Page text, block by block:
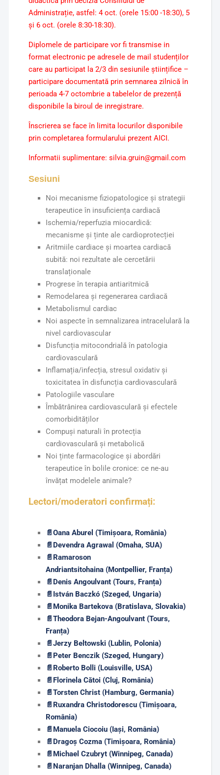
Administrație, astfel: 4 oct. (orele 15:00 -18:30), 5
și 6 oct. (orele 8:30-18:30).
Diplomele de participare vor fi transmise in
format electronic pe adresele de mail studenților
care au participat la 2/3 din sesiunile științifice –
participare documentată prin semnarea zilnică în
perioada 4-7 octombrie a tabelelor de prezență
disponibile la biroul de inregistrare.
Înscrierea se face în limita locurilor disponibile
prin completarea formularului prezent AICI.
Informatii suplimentare: silvia.gruin@gmail.com
Sesiuni
Noi mecanisme fiziopatologice și strategii
terapeutice în insuficiența cardiacă
Ischemia/reperfuzia miocardică:
mecanisme și ținte ale cardioprotecției
Aritmiile cardiace și moartea cardiacă
subită: noi rezultate ale cercetării
translaționale
Progrese în terapia antiaritmică
Remodelarea și regenerarea cardiacă
Metabolismul cardiac
Noi aspecte în semnalizarea intracelulară la
nivel cardiovascular
Disfuncția mitocondrială în patologia
cardiovasculară
Inflamația/infecția, stresul oxidativ și
toxicitatea în disfuncția cardiovasculară
Patologiile vasculare
Îmbătrânirea cardiovasculară și efectele
comorbidităților
Compuși naturali în protecția
cardiovasculară și metabolică
Noi ținte farmacologice și abordări
terapeutice în bolile cronice: ce ne-au
învățat modelele animale?
Lectori/moderatori confirmați:
📄Oana Aburel (Timișoara, România)
📄 Devendra Agrawal (Omaha, SUA)
📄 Ramaroson
Andriantsitohaina (Montpellier, Franța)
📄 Denis Angoulvant (Tours, Franța)
📄 István Baczkó (Szeged, Ungaria)
📄 Monika Bartekova (Bratislava, Slovakia)
📄Theodora Bejan-Angoulvant (Tours,
Franța)
📄Jerzy Beltowski (Lublin, Polonia)
📄 Peter Benczik (Szeged, Hungary)
📄 Roberto Bolli (Louisville, USA)
📄 Florinela Cătoi (Cluj, România)
📄Torsten Christ (Hamburg, Germania)
📄 Ruxandra Christodorescu (Timișoara,
România)
📄 Manuela Ciocoiu (Iași, România)
📄 Dragoș Cozma (Timișoara, România)
📄 Michael Czubryt (Winnipeg, Canada)
📄 Naranjan Dhalla (Winnipeg, Canada)